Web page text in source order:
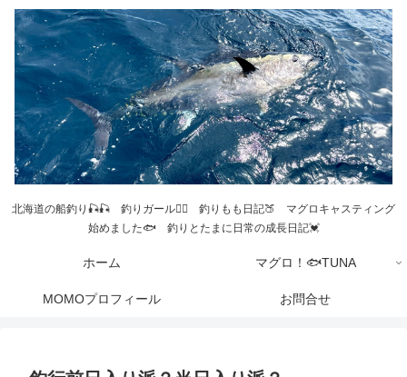
北海道の船釣り🎣🎣 釣りガール💁‍♀️ 釣りもも日記🍑 マグロキャスティング
始めました🐟 釣りとたまに日常の成長日記💓
ホーム マグロ！🐟TUNA
MOMOプロフィール お問合せ